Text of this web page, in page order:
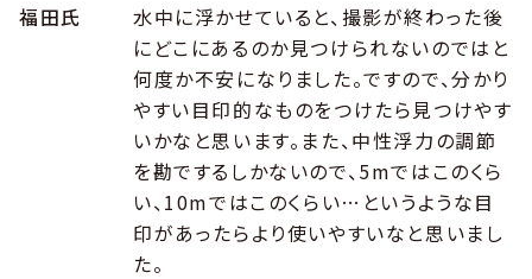
福田氏
水中に浮かせていると、撮影が終わった後
にどこにあるのか見つけられないのではと
何度か不安になりました。ですので、分かり
やすい目印的なものをつけたら見つけやす
いかなと思います。また、中性浮力の調節
を勘でするしかないので、5mではこのくら
い、10mではこのくらい…というような目
印があったらより使いやすいなと思いまし
た。